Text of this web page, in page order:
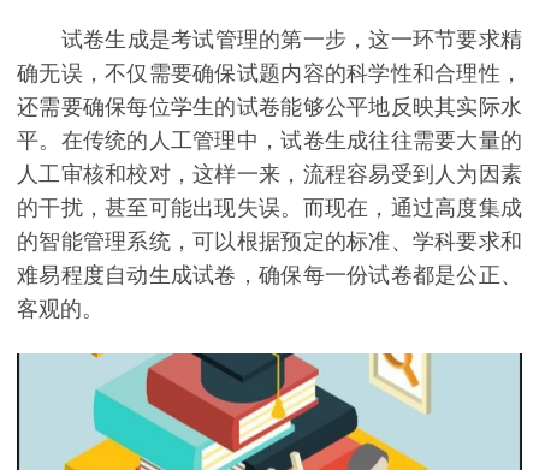
试卷生成是考试管理的第一步，这一环节要求精
确无误，不仅需要确保试题内容的科学性和合理性，
还需要确保每位学生的试卷能够公平地反映其实际水
平。在传统的人工管理中，试卷生成往往需要大量的
人工审核和校对，这样一来，流程容易受到人为因素
的干扰，甚至可能出现失误。而现在，通过高度集成
的智能管理系统，可以根据预定的标准、学科要求和
难易程度自动生成试卷，确保每一份试卷都是公正、
客观的。